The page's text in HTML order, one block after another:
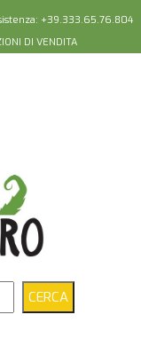
+39.333.65.76.804
DI VENDITA